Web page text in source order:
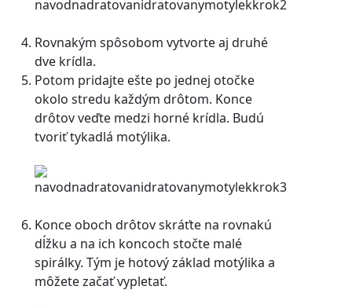
Rovnakým spôsobom vytvorte aj druhé
dve krídla.
Potom pridajte ešte po jednej otočke
okolo stredu každým drôtom. Konce
drôtov veďte medzi horné krídla. Budú
tvoriť tykadlá motýlika.
Konce oboch drôtov skráťte na rovnakú
dĺžku a na ich koncoch stočte malé
spirálky. Tým je hotový základ motýlika a
môžete začať vypletať.